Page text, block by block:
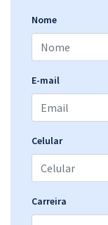
Nome
E-mail
Celular
Carreira